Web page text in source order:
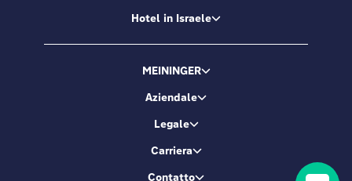
Hotel in Israele
MEININGER
Aziendale
Legale
Carriera
Contatto